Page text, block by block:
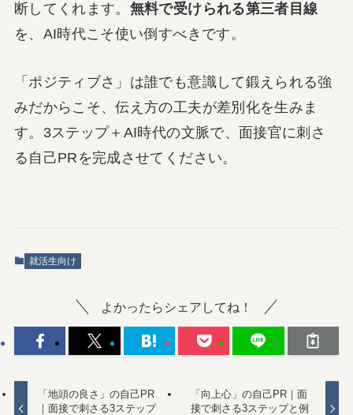
断してくれます。 無料で受けられる第三者目線
を、AI時代こそ使い倒すべきです。
「ポジティブさ」は誰でも意識して鍛えられる強
みだからこそ、伝え方の工夫が差別化を生みま
す。3ステップ＋AI時代の文脈で、面接官に刺さ
る自己PRを完成させてください。
就活生向け
よかったらシェアしてね！
「地頭の良さ」の自己PR
｜面接で刺さる3ステップ
「向上心」の自己PR｜面
接で刺さる3ステップと例